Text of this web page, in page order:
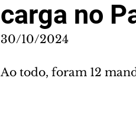
carga no
30/10/2024
Ao todo, foram 12